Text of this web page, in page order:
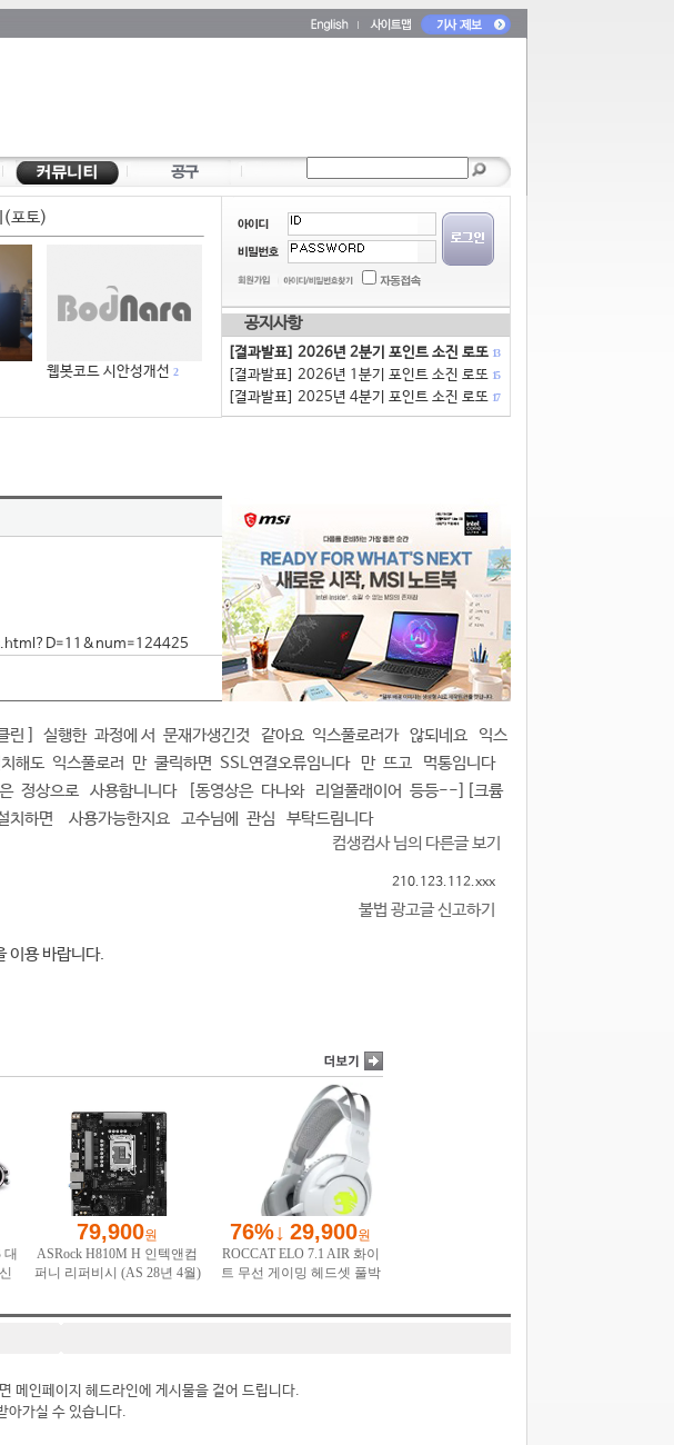
(포토)
웹봇코드 시안성개선 2
공지사항
[결과발표] 2026년 2분기 포인트 소진 로또 13
[결과발표] 2026년 1분기 포인트 소진 로또 15
[결과발표] 2025년 4분기 포인트 소진 로또 17
린 ] 실행한 과정에 서 문재가생긴것 같아요 익스풀로러가 않되네요 익스
도 익스풀로러 만 쿨릭하면 SSL연결오류임니다 만 뜨고 먹통임니다
상으로 사용함니니다 [동영상은 다나와 리얼풀래이어 등등--][크륨
면 사용가능한지요 고수님에 관심 부탁드림니다
컴생컴사 님의 다른글 보기
210.123.112.xxx
불법 광고글 신고하기
이용 바랍니다.
메인페이지 헤드라인에 게시물을 걸어 드립니다.
아가실 수 있습니다.